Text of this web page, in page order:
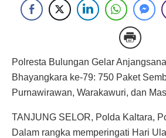
Polresta Bulungan Gelar
Bhayangkara ke-79: 750 Paket
Purnawirawan, Warakawuri, dan
TANJUNG SELOR, Polda Kaltara,
Dalam rangka memperingati Hari